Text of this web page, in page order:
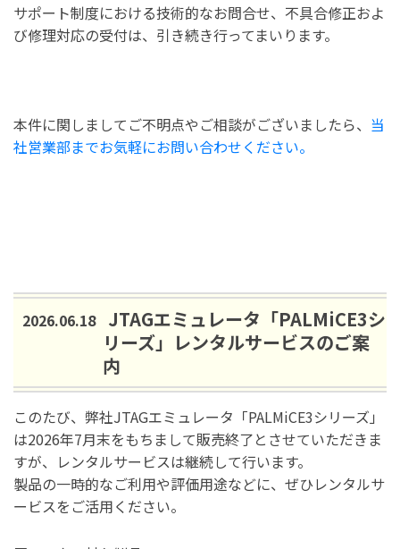
サポート制度における技術的なお問合せ、不具合修正およ
び修理対応の受付は、引き続き行ってまいります。
本件に関しましてご不明点やご相談がございましたら、 当
社営業部までお気軽にお問い合わせください。
2026.06.18
JTAGエミュレータ「PALMiCE3シ
リーズ」レンタルサービスのご案
内
このたび、弊社JTAGエミュレータ「PALMiCE3シリーズ」
は2026年7月末をもちまして販売終了とさせていただきま
すが、レンタルサービスは継続して行います。
製品の一時的なご利用や評価用途などに、ぜひレンタルサ
ービスをご活用ください。